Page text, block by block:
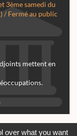
3ème samedi du
/ Fermé au public
mettent en
over what you want